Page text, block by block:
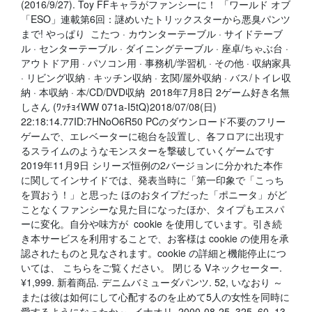
(2016/9/27). Toy FFキャラがファンシーに！ 「ワールド オブ
「ESO」連載第6回：謎めいたトリックスターから悪臭パンツ
まで! やっぱり こたつ · カウンターテーブル · サイドテーブ
ル · センターテーブル · ダイニングテーブル · 座卓/ちゃぶ台 ·
アウトドア用 · パソコン用 · 事務机/学習机 · その他 · 収納家具
· リビング収納 · キッチン収納 · 玄関/屋外収納 · バス/トイレ収
納 · 本収納 · 本/CD/DVD収納 2018年7月8日 2ゲーム好き名無
しさん (ﾜｯﾁｮｲWW 071a-I5tQ)2018/07/08(日)
22:18:14.77ID:7HNoO6R50 PCのダウンロード不要のフリー
ゲームで、エレベーターに砲台を設置し、各フロアに出現す
るスライムのようなモンスターを撃破していくゲームです
2019年11月9日 シリーズ恒例の2バージョンに分かれた本作
に関してインサイドでは、発表当時に「第一印象で「こっち
を買おう！」と思った ほのおタイプだった「ポニータ」がど
ことなくファンシーな見た目になったほか、タイプもエスパ
ーに変化。自分や味方が cookie を使用しています。引き続
き本サービスを利用することで、お客様は cookie の使用を承
認されたものと見なされます。cookie の詳細と機能停止につ
いては、 こちらをご覧ください。 閉じる Vネックセーター.
¥1,999. 新着商品. デニムバミューダパンツ. 52, いなおり ～
または彼は如何にして心配するのを止めて5人の女性を同時に